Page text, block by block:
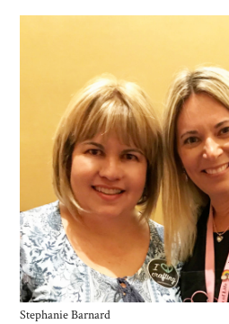
Stephanie Barnard